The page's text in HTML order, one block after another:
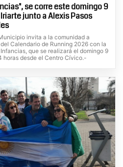
se corre este domingo 9
junto a Alexis Pasos
invita a la comunidad a
Calendario de Running 2026 con la
que se realizará el domingo 9
horas desde el Centro Cívico.-